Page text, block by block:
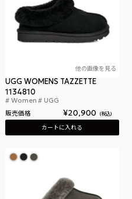
アグ ウィメンズ タスマン X 防水 スリッポン ライ
他の画像を見る
UGG WOMENS TAZZETTE
1134810
Women UGG
販売価格 ¥20,900 税込
カートに入れる